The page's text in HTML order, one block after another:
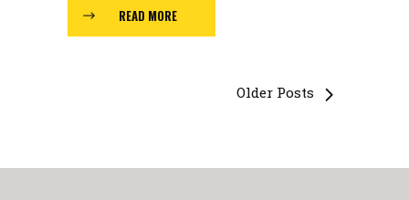
READ MORE
Older Posts